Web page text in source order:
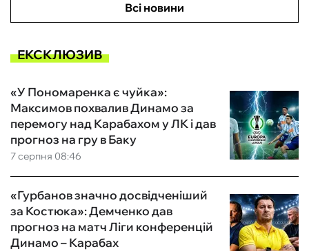
Всі новини
ЕКСКЛЮЗИВ
7 серпня 08:46
«У Пономаренка є чуйка»:
Максимов похвалив Динамо за
перемогу над Карабахом у ЛК і дав
прогноз на гру в Баку
«Гурбанов значно досвідченіший
за Костюка»: Демченко дав
прогноз на матч Ліги конференцій
Динамо – Карабах